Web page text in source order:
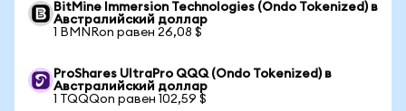
BitMine Immersion Technologies (Ondo Tokenized) в
Австралийский доллар
1 BMNRon равен 26,08 $
ProShares UltraPro QQQ (Ondo Tokenized) в
Австралийский доллар
1 TQQQon равен 102,59 $